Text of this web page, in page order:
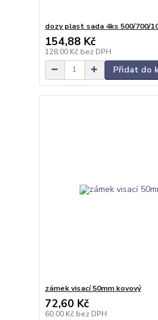
dozy plast sada 4ks 500/700/
154,88 Kč
128,00 Kč bez DPH
Přidat do
zámek visací 50mm kovový
72,60 Kč
60,00 Kč bez DPH